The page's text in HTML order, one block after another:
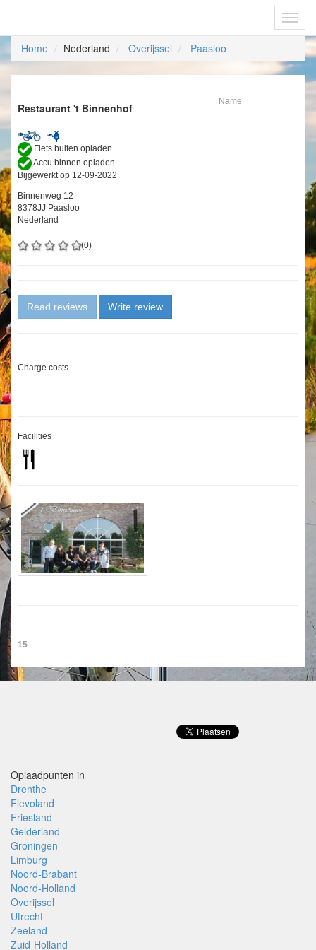
Home Nederland Overijssel Paasloo
Restaurant 't Binnenhof Name
Fiets buiten opladen
Accu binnen opladen
Bijgewerkt op 12-09-2022
Binnenweg 12
8378JJ Paasloo
Nederland
(0)
Read reviews Write review
Charge costs
Facilities
15
Oplaadpunten in
Drenthe
Flevoland
Friesland
Gelderland
Groningen
Limburg
Noord-Brabant
Noord-Holland
Overijssel
Utrecht
Zeeland
Zuid-Holland